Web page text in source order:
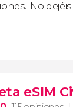
¡No
eSIM